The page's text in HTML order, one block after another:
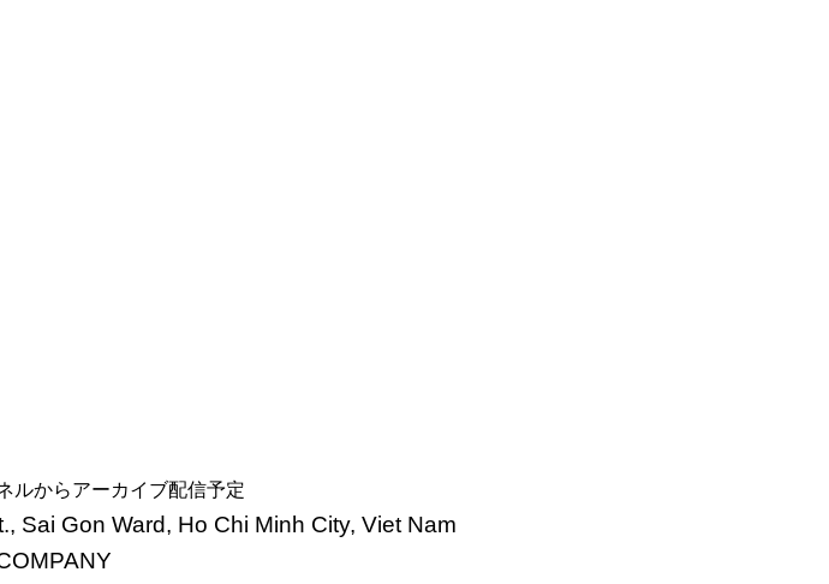
ルからアーカイブ配信予定
Sai Gon Ward, Ho Chi Minh City, Viet Nam